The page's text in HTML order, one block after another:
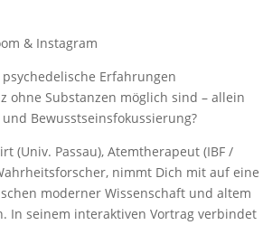
& Instagram
Erfahrungen
ohne Substanzen möglich sind – allein
Bewusstseinsfokussierung?
(Univ. Passau), Atemtherapeut (IBF /
nimmt Dich mit auf eine
moderner Wissenschaft und altem
In seinem interaktiven Vortrag verbindet